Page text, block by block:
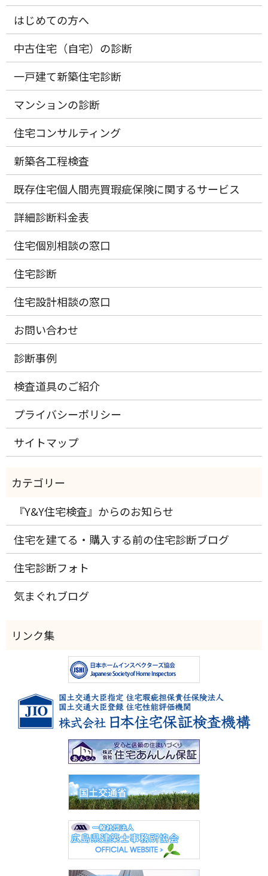
はじめての方へ
中古住宅（自宅）の診断
一戸建て新築住宅診断
マンションの診断
住宅コンサルティング
新築各工程検査
既存住宅個人間売買瑕疵保険に関するサービス
詳細診断料金表
住宅個別相談の窓口
住宅診断
住宅設計相談の窓口
お問い合わせ
診断事例
検査道具のご紹介
プライバシーポリシー
サイトマップ
『Y&Y住宅検査』からのお知らせ
住宅を建てる・購入する前の住宅診断ブログ
住宅診断フォト
気まぐれブログ